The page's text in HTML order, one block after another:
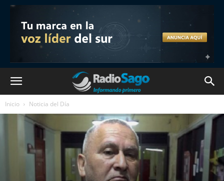
Inicio Noticia del Día